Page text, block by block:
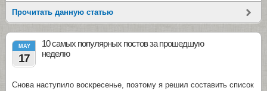
Прочитать данную статью
MAY
17
10 самых популярных постов за прошедшую
неделю
Снова наступило воскресенье, поэтому я решил составить список